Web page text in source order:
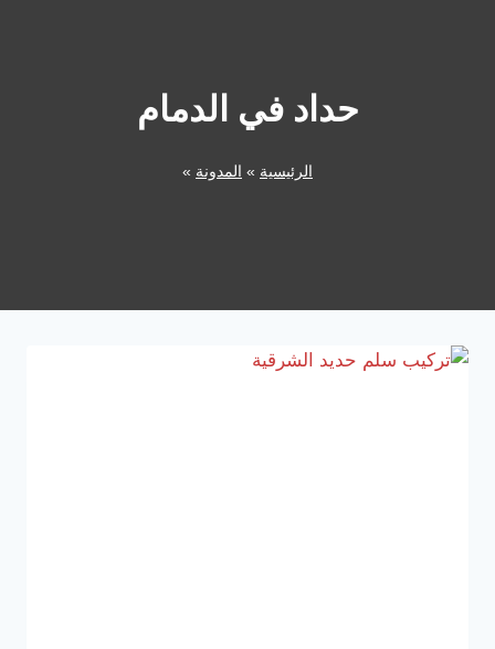
حداد في الدمام
الرئيسية » المدونة »